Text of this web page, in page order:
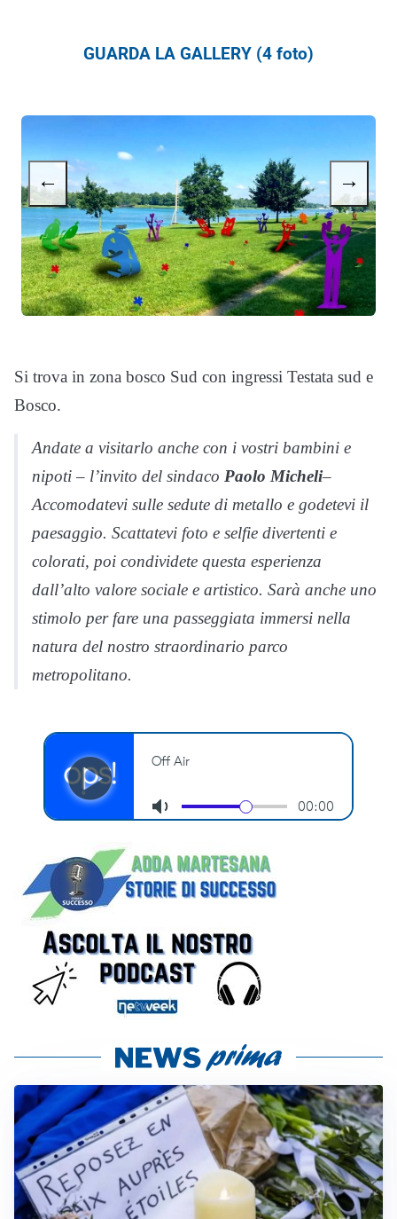
GUARDA LA GALLERY (4 foto)
← →
Si trova in zona bosco Sud con ingressi Testata sud e
Bosco.
Andate a visitarlo anche con i vostri bambini e
nipoti – l’invito del sindaco Paolo Micheli–
Accomodatevi sulle sedute di metallo e godetevi il
paesaggio. Scattatevi foto e selfie divertenti e
colorati, poi condividete questa esperienza
dall’alto valore sociale e artistico. Sarà anche uno
stimolo per fare una passeggiata immersi nella
natura del nostro straordinario parco
metropolitano.